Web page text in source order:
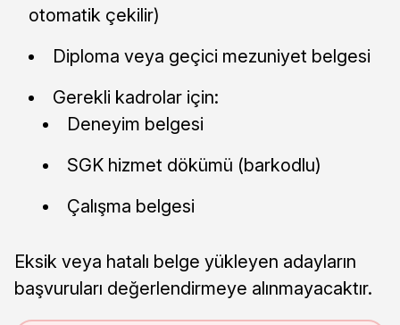
otomatik çekilir)
Diploma veya geçici mezuniyet belgesi
Gerekli kadrolar için:
Deneyim belgesi
SGK hizmet dökümü (barkodlu)
Çalışma belgesi
Eksik veya hatalı belge yükleyen adayların
başvuruları değerlendirmeye alınmayacaktır.